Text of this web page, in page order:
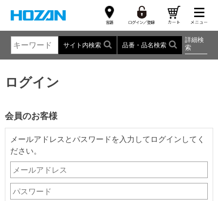
サイト内検索 品番・品名検索
詳細検
索
ログイン
会員のお客様
メールアドレスとパスワードを入力してログインしてく
ださい。